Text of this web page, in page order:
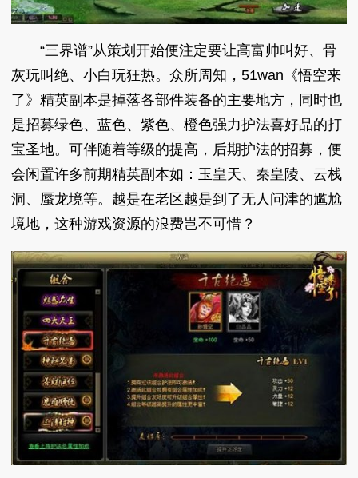
“三界谱”从策划开始便注定要让高富帅叫好、骨
灰玩叫绝、小白玩狂热。众所周知，51wan《悟空来
了》精英副本是掉落各部件装备的主要地方，同时也
是招募绿色、蓝色、紫色、橙色强力护法喜好品的打
宝圣地。可伴随着等级的提高，后期护法的招募，便
会闲置许多前期精英副本如：玉皇天、秦皇陵、云栈
洞、蜃龙境等。越是在老区越是到了无人问津的尴尬
境地，这种游戏资源的浪费岂不可惜？